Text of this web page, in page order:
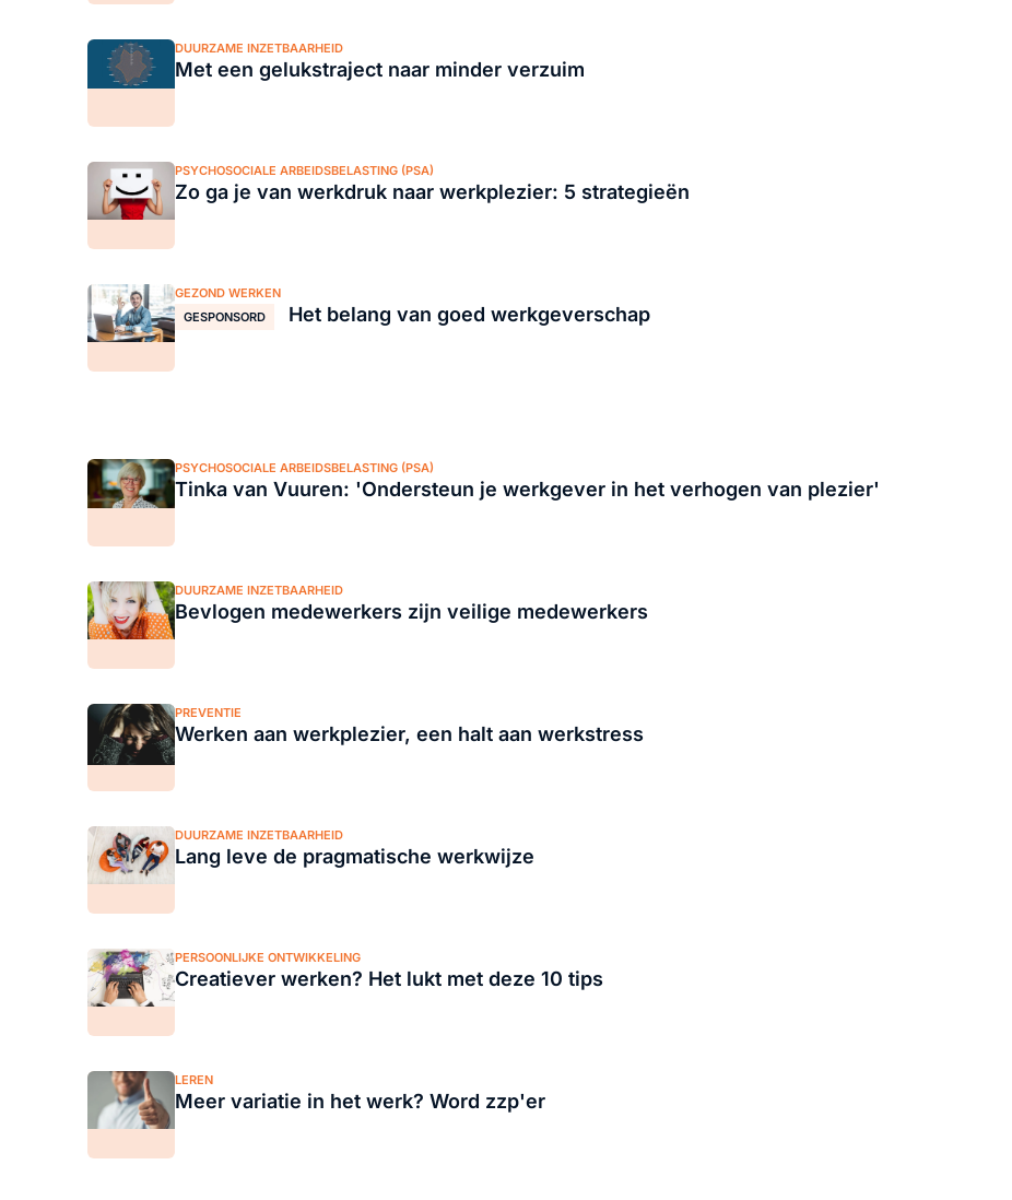
DUURZAME INZETBAARHEID
Met een gelukstraject naar minder verzuim
PSYCHOSOCIALE ARBEIDSBELASTING (PSA)
Zo ga je van werkdruk naar werkplezier: 5 strategieën
GEZOND WERKEN
GESPONSORD
Het belang van goed werkgeverschap
PSYCHOSOCIALE ARBEIDSBELASTING (PSA)
Tinka van Vuuren: 'Ondersteun je werkgever in het verhogen van plezier'
DUURZAME INZETBAARHEID
Bevlogen medewerkers zijn veilige medewerkers
PREVENTIE
Werken aan werkplezier, een halt aan werkstress
DUURZAME INZETBAARHEID
Lang leve de pragmatische werkwijze
PERSOONLIJKE ONTWIKKELING
Creatiever werken? Het lukt met deze 10 tips
LEREN
Meer variatie in het werk? Word zzp'er